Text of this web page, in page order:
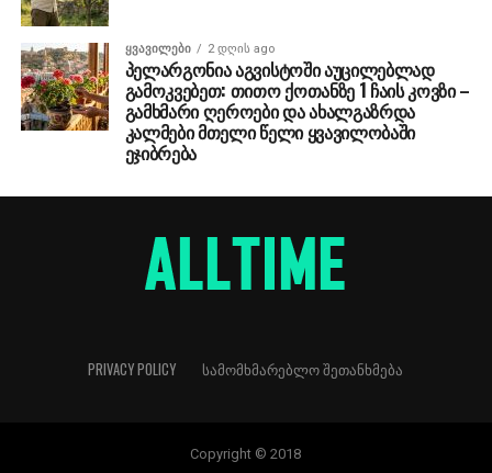
ᲧᲕᲐᲕᲘᲚᲔᲑᲘ 2 დღის ago
პელარგონია აგვისტოში აუცილებლად
გამოკვებეთ: თითო ქოთანზე 1 ჩაის კოვზი –
გამხმარი ღეროები და ახალგაზრდა
კალმები მთელი წელი ყვავილობაში
ეჯიბრება
PRIVACY POLICY ᲡᲐᲛᲝᲛᲮᲛᲐᲠᲔᲑᲚᲝ ᲨᲔᲗᲐᲜᲮᲛᲔᲑᲐ
Copyright © 2018